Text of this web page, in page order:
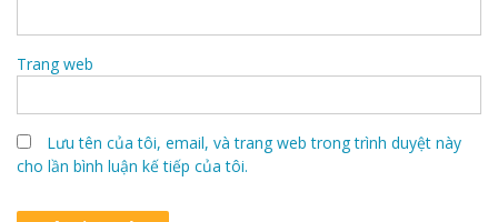
Trang web
Lưu tên của tôi, email, và trang web trong trình duyệt này
cho lần bình luận kế tiếp của tôi.